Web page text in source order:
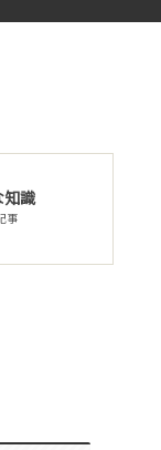
知識
事